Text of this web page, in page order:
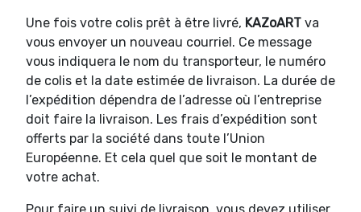
Une fois votre colis prêt à être livré, KAZoART va
vous envoyer un nouveau courriel. Ce message
vous indiquera le nom du transporteur, le numéro
de colis et la date estimée de livraison. La durée de
l’expédition dépendra de l’adresse où l’entreprise
doit faire la livraison. Les frais d’expédition sont
offerts par la société dans toute l’Union
Européenne. Et cela quel que soit le montant de
votre achat.